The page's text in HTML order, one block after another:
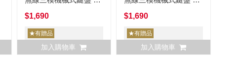
達隆軸 中文 MKey
$1,690
★有贈品
加入購物車
達隆軸 中文 MKey
$1,690
★有贈品
加入購物車